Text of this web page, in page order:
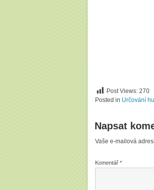
Post Views: 270
Posted in Určování
Napsat
Vaše e-mailová
Komentář *